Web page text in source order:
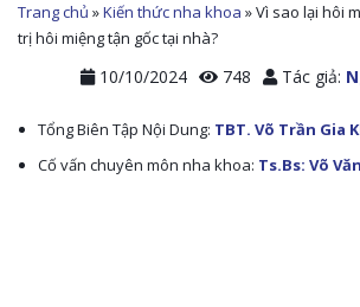
Trang chủ »Kiến thức nha khoa »Vì sao lại hôi
trị hôi miệng tận gốc tại nhà?
10/10/2024 748 Tác giả:
Tổng Biên Tập Nội Dung: TBT. Võ Trần Gia
Cố vấn chuyên môn nha khoa: Ts.Bs: Võ